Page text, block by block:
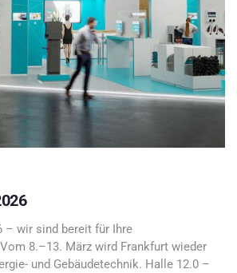
– wir sind bereit für Ihre
8.–13. März wird Frankfurt wieder
und Gebäudetechnik. Halle 12.0 –